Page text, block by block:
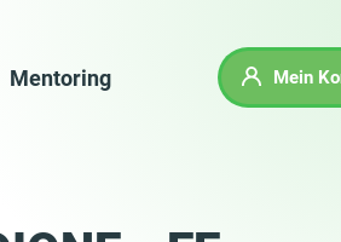
Mentoring Mein